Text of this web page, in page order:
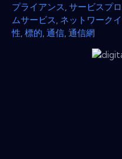
プライアンス サービスプ
ムサービス ネットワーク
性 標的 通信 通信網